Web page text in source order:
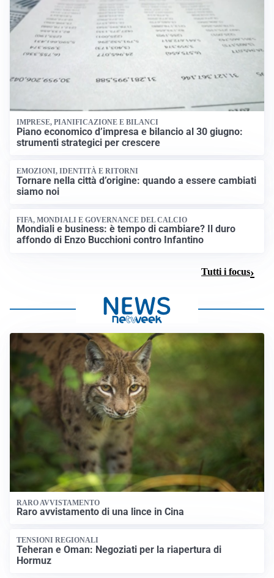
IMPRESE, PIANIFICAZIONE E BILANCI
Piano economico d’impresa e bilancio al 30 giugno:
strumenti strategici per crescere
EMOZIONI, IDENTITÀ E RITORNI
Tornare nella città d’origine: quando a essere cambiati
siamo noi
FIFA, MONDIALI E GOVERNANCE DEL CALCIO
Mondiali e business: è tempo di cambiare? Il duro
affondo di Enzo Bucchioni contro Infantino
Tutti i focus
RARO AVVISTAMENTO
Raro avvistamento di una lince in Cina
TENSIONI REGIONALI
Teheran e Oman: Negoziati per la riapertura di
Hormuz